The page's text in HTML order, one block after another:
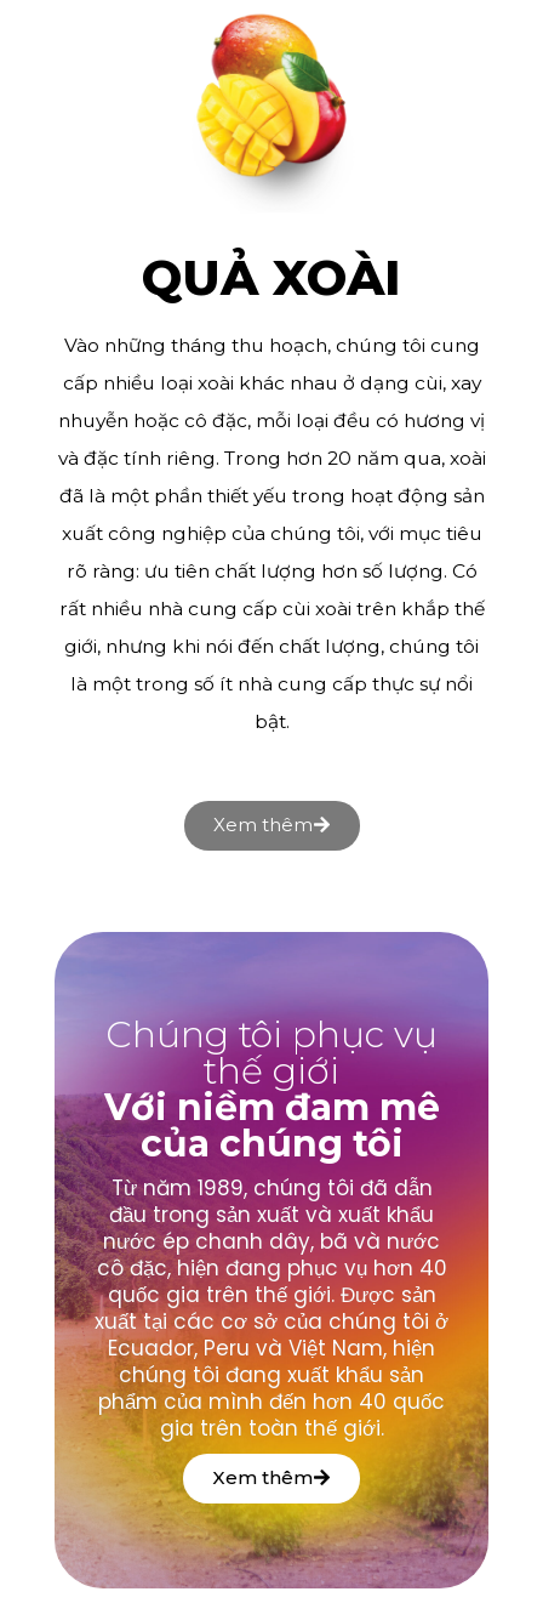
QUẢ XOÀI
Vào những tháng thu hoạch, chúng tôi cung
cấp nhiều loại xoài khác nhau ở dạng cùi, xay
nhuyễn hoặc cô đặc, mỗi loại đều có hương vị
và đặc tính riêng. Trong hơn 20 năm qua, xoài
đã là một phần thiết yếu trong hoạt động sản
xuất công nghiệp của chúng tôi, với mục tiêu
rõ ràng: ưu tiên chất lượng hơn số lượng. Có
rất nhiều nhà cung cấp cùi xoài trên khắp thế
giới, nhưng khi nói đến chất lượng, chúng tôi
là một trong số ít nhà cung cấp thực sự nổi
bật.
Xem thêm
Chúng tôi phục vụ
thế giới
Với niềm đam mê
của chúng tôi
Từ năm 1989, chúng tôi đã dẫn
đầu trong sản xuất và xuất khẩu
nước ép chanh dây, bã và nước
cô đặc, hiện đang phục vụ hơn 40
quốc gia trên thế giới. Được sản
xuất tại các cơ sở của chúng tôi ở
Ecuador, Peru và Việt Nam, hiện
chúng tôi đang xuất khẩu sản
phẩm của mình đến hơn 40 quốc
gia trên toàn thế giới.
Xem thêm